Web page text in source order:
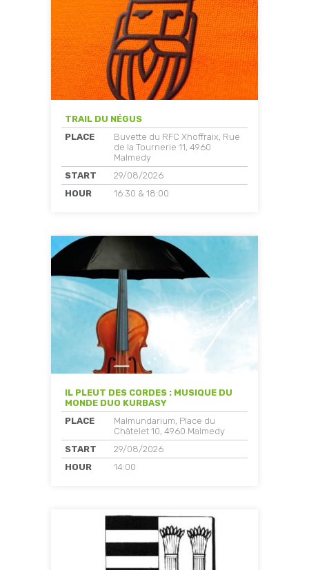
TRAIL DU NÉGUS
PLACE
Buvette du RFC Xhoffraix, Rue
de la Tournerie 11, 4960
Malmedy
START
29/08/2026
HOUR
16:30 & 18:00
IL PLEUT DES CORDES : MUSIQUE DU
MONDE DUO KURBASY
PLACE
Malmundarium, Place du
Châtelet 10, 4960 Malmedy
START
29/08/2026
HOUR
14:00